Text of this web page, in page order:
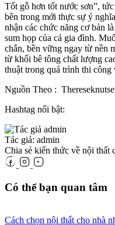
Tốt gỗ hơn tốt nước sơn”,
bên trong mới thực sự ý
nhận các chức năng cơ bản
sum họp của cả gia đình.
chắn, bền vững ngay từ nền
từ khối bê tông chất lượng
thuật trong quá trình thi công
Nguồn Theo :
Hashtag nổi bật:
Tác giả: admin
Chia sẻ kiến thức về nội thất
Có thể bạn quan tâm
Cách chọn nội thất cho nhà